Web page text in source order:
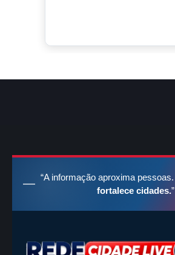
“A informação aproxima pessoas.
fortalece cidades.”